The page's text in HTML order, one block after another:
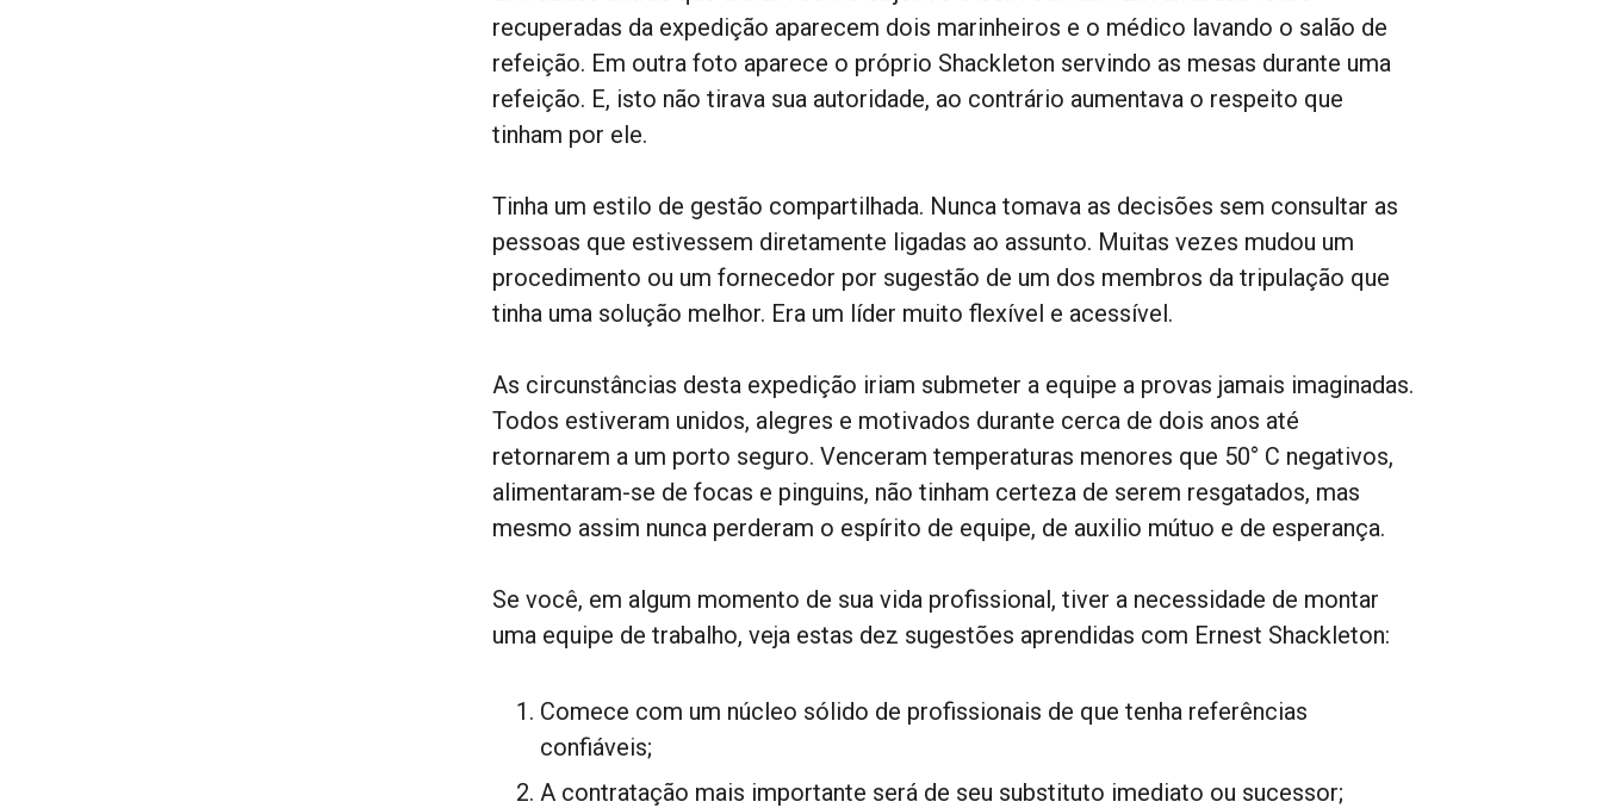
recuperadas da expedição aparecem dois marinheiros e o médico lavando o salão de
refeição. Em outra foto aparece o próprio Shackleton servindo as mesas durante uma
refeição. E, isto não tirava sua autoridade, ao contrário aumentava o respeito que
tinham por ele.
Tinha um estilo de gestão compartilhada. Nunca tomava as decisões sem consultar as
pessoas que estivessem diretamente ligadas ao assunto. Muitas vezes mudou um
procedimento ou um fornecedor por sugestão de um dos membros da tripulação que
tinha uma solução melhor. Era um líder muito flexível e acessível.
As circunstâncias desta expedição iriam submeter a equipe a provas jamais imaginadas.
Todos estiveram unidos, alegres e motivados durante cerca de dois anos até
retornarem a um porto seguro. Venceram temperaturas menores que 50° C negativos,
alimentaram-se de focas e pinguins, não tinham certeza de serem resgatados, mas
mesmo assim nunca perderam o espírito de equipe, de auxilio mútuo e de esperança.
Se você, em algum momento de sua vida profissional, tiver a necessidade de montar
uma equipe de trabalho, veja estas dez sugestões aprendidas com Ernest Shackleton:
Comece com um núcleo sólido de profissionais de que tenha referências
confiáveis;
A contratação mais importante será de seu substituto imediato ou sucessor;